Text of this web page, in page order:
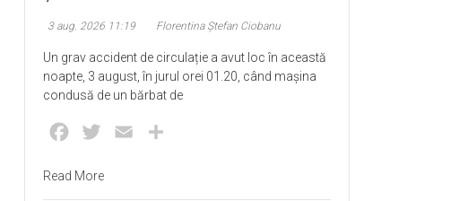
3 aug. 2026 11:19 Florentina Ștefan Ciobanu
Un grav accident de circulație a avut loc în această
noapte, 3 august, în jurul orei 01.20, când mașina
condusă de un bărbat de
Facebook
Twitter Email
Read More